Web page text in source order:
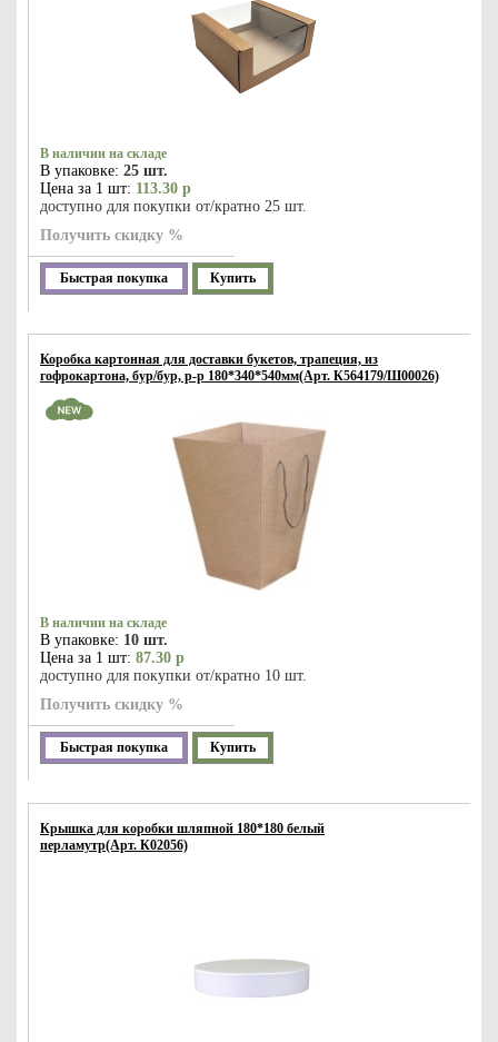
В наличии на складе
В упаковке: 25 шт.
Цена за 1 шт: 113.30 р
доступно для покупки от/кратно 25 шт.
Получить скидку %
Быстрая покупка Купить
Коробка картонная для доставки букетов, трапеция, из
гофрокартона, бур/бур, р-р 180*340*540мм(Арт. К564179/Ш00026)
В наличии на складе
В упаковке: 10 шт.
Цена за 1 шт: 87.30 р
доступно для покупки от/кратно 10 шт.
Получить скидку %
Быстрая покупка Купить
Крышка для коробки шляпной 180*180 белый
перламутр(Арт. К02056)